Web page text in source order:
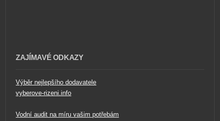
ZAJÍMAVÉ ODKAZY
Výběr nejlepšího dodavatele
vyberove-rizeni.info
Vodní audit na míru vašim potřebám